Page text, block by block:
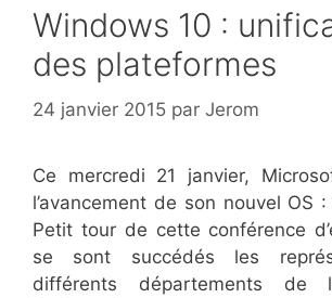
Windows 10 :
des plateformes
24 janvier 2015 par Jerom
Ce mercredi 21 janvier,
l’avancement de son nouvel OS
Petit tour de cette conférence
se sont succédés les
différents départements